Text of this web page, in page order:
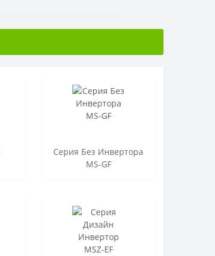
Серия Без Инвертора
MS-GF